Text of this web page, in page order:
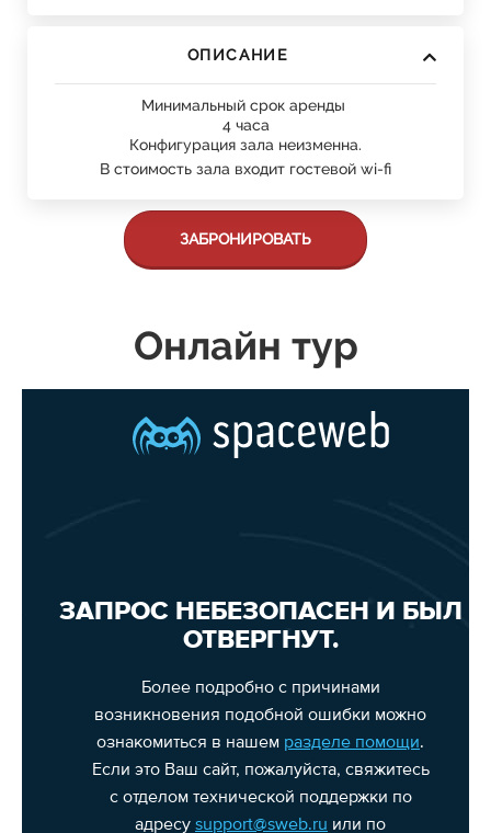
ОПИСАНИЕ
Минимальный срок аренды
4 часа
Конфигурация зала неизменна.
В стоимость зала входит гостевой wi-fi
ЗАБРОНИРОВАТЬ
Онлайн тур